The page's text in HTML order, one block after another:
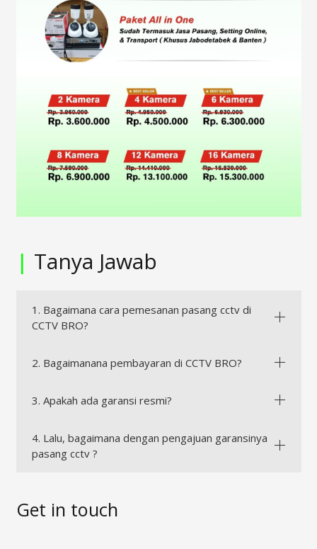
| Tanya Jawab
1. Bagaimana cara pemesanan pasang cctv di
CCTV BRO?
2. Bagaimanana pembayaran di CCTV BRO?
3. Apakah ada garansi resmi?
4. Lalu, bagaimana dengan pengajuan garansinya
pasang cctv ?
Get in touch